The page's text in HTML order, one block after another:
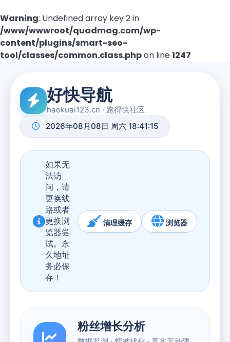
Warning: Undefined array key 2 in
/www/wwwroot/quadmag.com/wp-
content/plugins/smart-seo-
tool/classes/common.class.phpon line1247